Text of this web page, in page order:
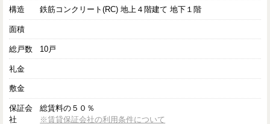
構造 鉄筋コンクリート(RC) 地上４階建て 地下１階
面積
総戸数 10戸
礼金
敷金
保証会
社
総賃料の５０％
※賃貸保証会社の利用条件について